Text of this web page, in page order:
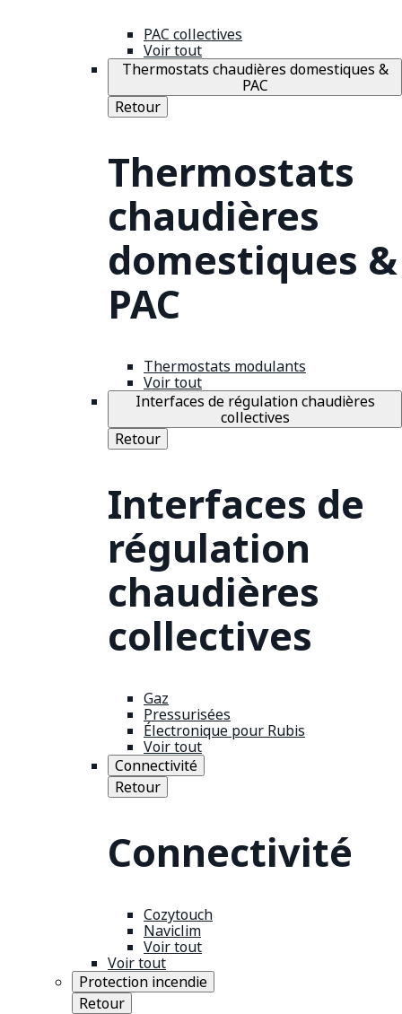
PAC collectives
Voir tout
Thermostats chaudières domestiques &
PAC
Retour
Thermostats
chaudières
domestiques &
PAC
Thermostats modulants
Voir tout
Interfaces de régulation chaudières
collectives
Retour
Interfaces de
régulation
chaudières
collectives
Gaz
Pressurisées
Électronique pour Rubis
Voir tout
Connectivité
Retour
Connectivité
Cozytouch
Naviclim
Voir tout
Voir tout
Protection incendie
Retour